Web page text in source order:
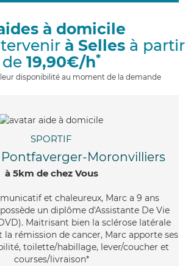
g
i
à domicile
à Selles à partir
de 19,90€/h*
leur disponibilité au moment de la demande
SPORTIF
Pontfaverger-Moronvilliers
à 5km de chez Vous
et chaleureux, Marc a 9 ans
un diplôme d'Assistante De Vie
Maitrisant bien la sclérose latérale
rémission de cancer, Marc apporte ses
toilette/habillage, lever/coucher et
courses/livraison*